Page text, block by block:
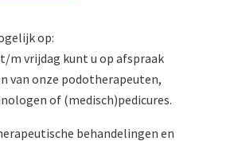
op:
m vrijdag kunt u op afspraak
van onze podotherapeuten,
of (medisch)pedicures.
behandelingen en